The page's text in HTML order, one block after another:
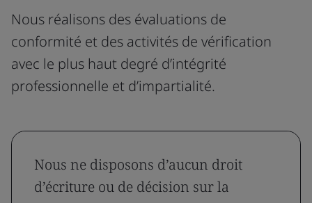
Nous réalisons des évaluations de
conformité et des activités de vérification
avec le plus haut degré d’intégrité
professionnelle et d’impartialité.
Nous ne disposons d’aucun droit
d’écriture ou de décision sur la